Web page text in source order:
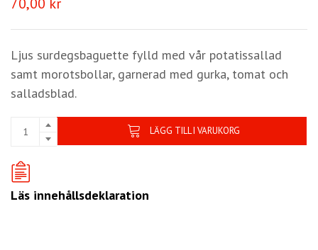
Ljus surdegsbaguette fylld med vår potatissallad
samt morotsbollar, garnerad med gurka, tomat och
salladsblad.
LÄGG TILL I VARUKORG
Läs innehållsdeklaration